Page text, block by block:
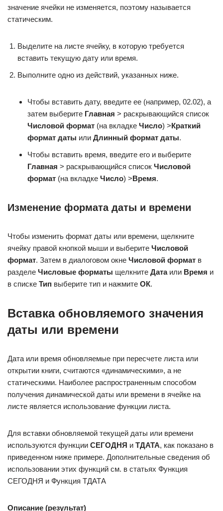
значение ячейки не изменяется, поэтому называется
статическим.
Выделите на листе ячейку, в которую требуется
вставить текущую дату или время.
Выполните одно из действий, указанных ниже.
Чтобы вставить дату, введите ее (например, 02.02), а
затем выберите Главная > раскрывающийся список
Числовой формат (на вкладке Число) >Краткий
формат даты или Длинный формат даты.
Чтобы вставить время, введите его и выберите
Главная > раскрывающийся список Числовой
формат (на вкладке Число) >Время.
Изменение формата даты и времени
Чтобы изменить формат даты или времени, щелкните
ячейку правой кнопкой мыши и выберите Числовой
формат. Затем в диалоговом окне Числовой формат в
разделе Числовые форматы щелкните Датаили Время и
в списке Тип выберите тип и нажмите ОК.
Вставка обновляемого значения
даты или времени
Дата или время обновляемые при пересчете листа или
открытии книги, считаются «динамическими», а не
статическими. Наиболее распространенным способом
получения динамической даты или времени в ячейке на
листе является использование функции листа.
Для вставки обновляемой текущей даты или времени
используются функции СЕГОДНЯ и ТДАТА, как показано в
приведенном ниже примере. Дополнительные сведения об
использовании этих функций см. в статьях Функция
СЕГОДНЯ и Функция ТДАТА
Описание (результат)